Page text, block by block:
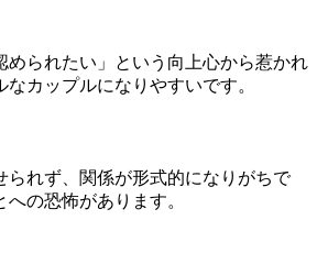
められたい 」 と い う 向 上心から惹かれ
なカ ップルにな り やすいです。
られず、 関係が形式的にな り がちで
への恐怖があ り ま す。